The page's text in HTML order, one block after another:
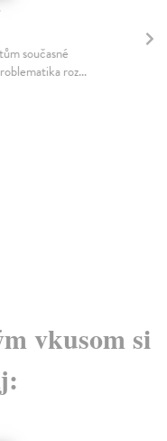
současné
roz...
vkusom si